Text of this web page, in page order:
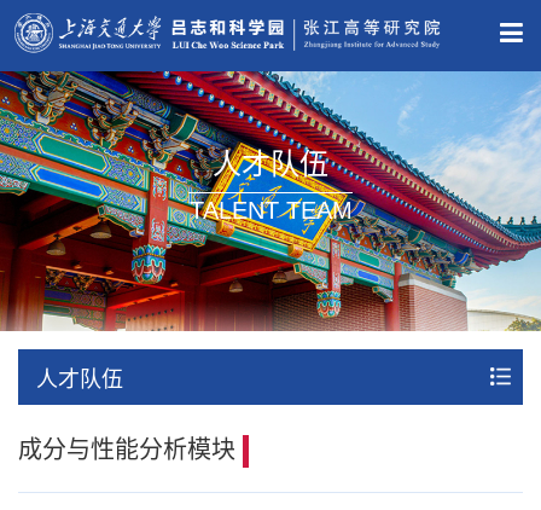
人才队伍
TALENT TEAM
人才队伍
成分与性能分析模块